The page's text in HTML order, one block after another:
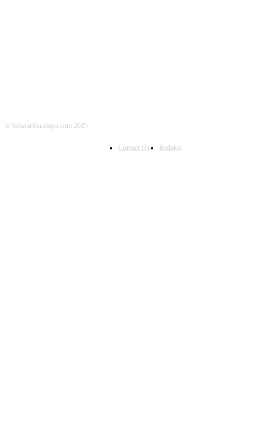
© SelasarSurabaya.com 2025
Contact Us Redaksi